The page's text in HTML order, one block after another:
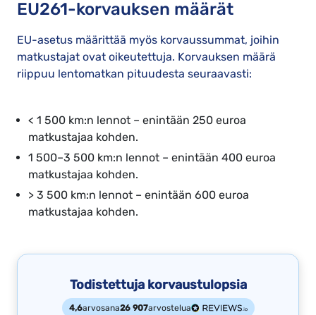
EU261-korvauksen määrät
EU-asetus määrittää myös korvaussummat, joihin
matkustajat ovat oikeutettuja. Korvauksen määrä
riippuu lentomatkan pituudesta seuraavasti:
< 1 500 km:n lennot – enintään 250 euroa
matkustajaa kohden.
1 500–3 500 km:n lennot – enintään 400 euroa
matkustajaa kohden.
> 3 500 km:n lennot – enintään 600 euroa
matkustajaa kohden.
Todistettuja korvaustulopsia
4,6arvosana26 907arvostelua